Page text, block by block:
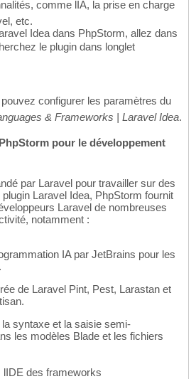
comme lIA, la prise en charge
etc.
Idea dans PhpStorm, allez dans
le plugin dans longlet
pouvez configurer les paramètres du
& Frameworks | Laravel Idea.
pour le développement
par Laravel pour travailler sur des
Laravel Idea, PhpStorm fournit
Laravel de nombreuses
notamment :
IA par JetBrains pour les
de Laravel Pint, Pest, Larastan et
syntaxe et la saisie semi-
les modèles Blade et les fichiers
des frameworks